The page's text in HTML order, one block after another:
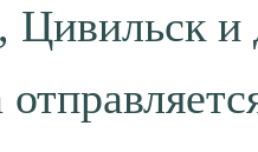
Цивильск и